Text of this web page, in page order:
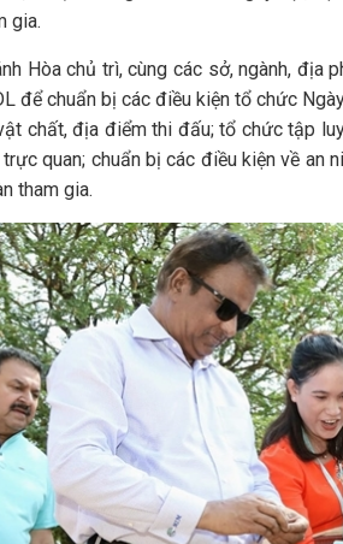
gia.
Hòa chủ trì, cùng các sở, ngành,
để chuẩn bị các điều kiện tổ chức
chất, địa điểm thi đấu; tổ chức tập
quan; chuẩn bị các điều kiện về an
tham gia.